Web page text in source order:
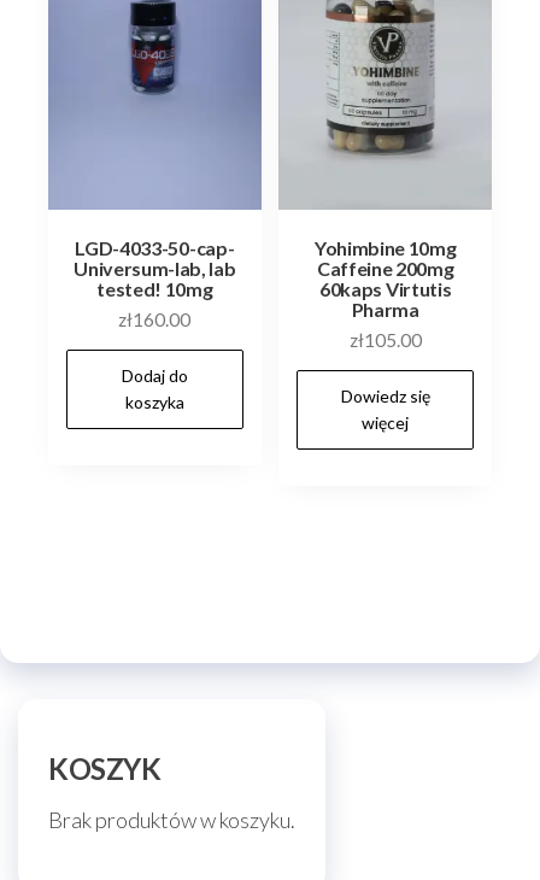
LGD-4033-50-cap-
Universum-lab, lab
tested! 10mg
zł160.00
Dodaj do
koszyka
Yohimbine 10mg
Caffeine 200mg
60kaps Virtutis
Pharma
zł105.00
Dowiedz się
więcej
KOSZYK
Brak produktów w koszyku.